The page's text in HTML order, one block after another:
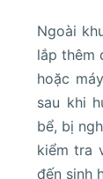
Ngoài
lắp thêm
hoặc
sau khi
bể, bị
kiểm tra
đến sinh